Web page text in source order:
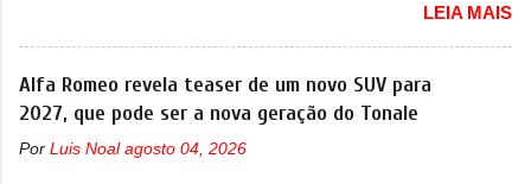
traços monolíticos retos e circulares. O
desenvolvimento do modelo ainda continua
acontecendo e a marca fala que, em relação ao
I-Pace (primeiro elétrico da Jaguar), o Type 01
ganhou uma série de aprimoramentos pelas
apresentou as primeiras imagens teaser de um
novo superesportivo que vai oferecer aos seus
consumidores. Trata-se do Dune, um cupê
superesportivo que terá uma proposta off-road
assim como outros esportivos recentemente
tiveram, como o Porsche 911 Dakar e o...
LEIA MAIS
Alfa Romeo revela teaser de um novo SUV para
2027, que pode ser a nova geração do Tonale
Por Luis Noal agosto 04, 2026